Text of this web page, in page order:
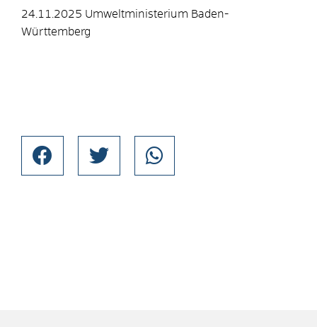
24.11.2025 Umweltministerium Baden-
Württemberg